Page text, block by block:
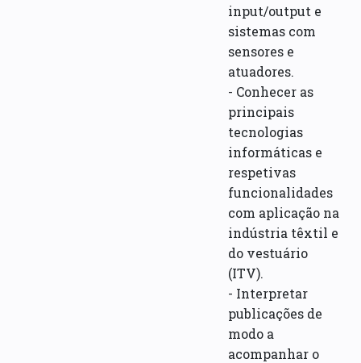
input/output e
sistemas com
sensores e
atuadores.
- Conhecer as
principais
tecnologias
informáticas e
respetivas
funcionalidades
com aplicação na
indústria têxtil e
do vestuário
(ITV).
- Interpretar
publicações de
modo a
acompanhar o